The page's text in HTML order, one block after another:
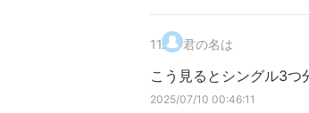
11. 君の名は
こう見るとシングル3つ
2025/07/10 00:46:11